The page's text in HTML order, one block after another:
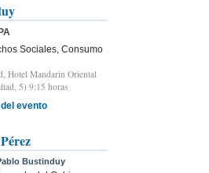
Sociales, Consumo
Hotel Mandarin Oriental
5) 9:15 horas
evento
Bustinduy